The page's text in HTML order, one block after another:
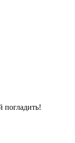
погладить!